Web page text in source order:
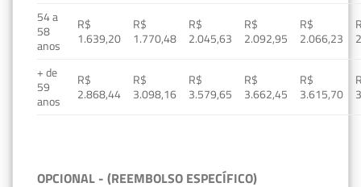
54 a
58
anos
R$
1.639,20
R$
1.770,48
R$
2.045,63
R$
2.092,95
R$
2.066,23
+ de
59
anos
R$
2.868,44
R$
3.098,16
R$
3.579,65
R$
3.662,45
R$
3.615,70
OPCIONAL - (REEMBOLSO ESPECÍFICO)